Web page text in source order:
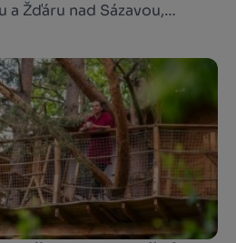
a Žďáru nad Sázavou,
architekta a ještě